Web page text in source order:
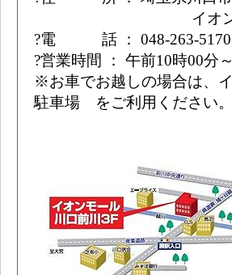
イオンモール
?電 話 ： 048-263-5170
?営業時間 ： 午前10時00分
※お車でお越しの場合は、
駐車場 をご利用ください。